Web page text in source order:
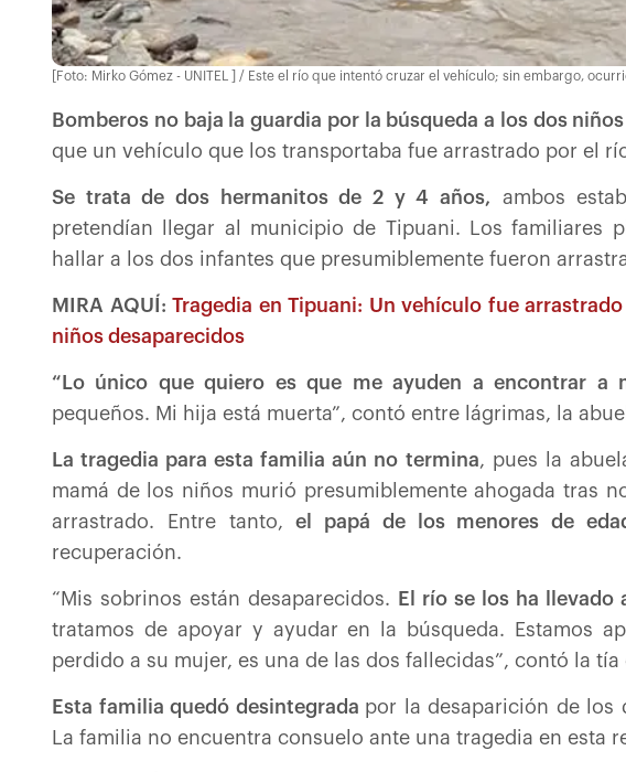
[Foto: Mirko Gómez - UNITEL ] / Este el río que intentó cruzar el vehículo; sin embargo,
Bomberos no baja la guardia por la búsqueda a los dos
que un vehículo que los transportaba fue arrastrado por el
Se trata de dos hermanitos de 2 y 4 años, ambos
pretendían llegar al municipio de Tipuani. Los familiares
hallar a los dos infantes que presumiblemente fueron
MIRA AQUÍ:Tragedia en Tipuani: Un vehículo fue
niños desaparecidos
“Lo único que quiero es que me ayuden a encontrar a
pequeños. Mi hija está muerta”, contó entre lágrimas, la
La tragedia para esta familia aún no termina, pues la
mamá de los niños murió presumiblemente ahogada tras
arrastrado. Entre tanto,el papá de los menores de
recuperación.
“Mis sobrinos están desaparecidos. El río se los ha llevado
tratamos de apoyar y ayudar en la búsqueda. Estamos
perdido a su mujer, es una de las dos fallecidas”, contó la tía
Esta familia quedó desintegrada por la desaparición de los
La familia no encuentra consuelo ante una tragedia en esta